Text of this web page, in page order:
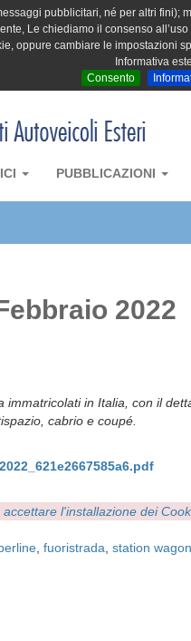
pubblicitari, né per altri
Le chiediamo il consenso
oppure cambiare le
Informativa
Consento
PUBBLICAZIONI
2022
in Italia, con il
cabrio e coupé.
accettare l'installazione dei
fuoristrada station wagon